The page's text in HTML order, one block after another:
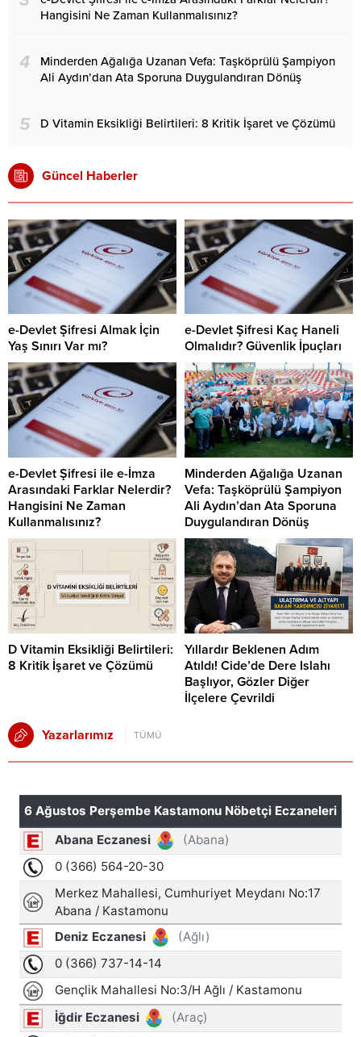
Hangisini Ne Zaman Kullanmalısınız?
4
Minderden Ağalığa Uzanan Vefa: Taşköprülü Şampiyon
Ali Aydın’dan Ata Sporuna Duygulandıran Dönüş
5 D Vitamin Eksikliği Belirtileri: 8 Kritik İşaret ve Çözümü
Güncel Haberler
e-Devlet Şifresi Almak İçin
Yaş Sınırı Var mı?
e-Devlet Şifresi Kaç Haneli
Olmalıdır? Güvenlik İpuçları
e-Devlet Şifresi ile e-İmza
Arasındaki Farklar Nelerdir?
Hangisini Ne Zaman
Kullanmalısınız?
Minderden Ağalığa Uzanan
Vefa: Taşköprülü Şampiyon
Ali Aydın’dan Ata Sporuna
Duygulandıran Dönüş
D Vitamin Eksikliği Belirtileri:
8 Kritik İşaret ve Çözümü
Yıllardır Beklenen Adım
Atıldı! Cide’de Dere Islahı
Başlıyor, Gözler Diğer
İlçelere Çevrildi
Yazarlarımız TÜMÜ